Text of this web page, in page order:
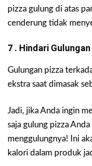
pizza gulung di atas
cenderung tidak
7 . Hindari
Gulungan pizza
ekstra saat dimasak
Jadi, jika Anda ingin
saja gulung pizza
menggulungnya! Ini
kalori dalam produk